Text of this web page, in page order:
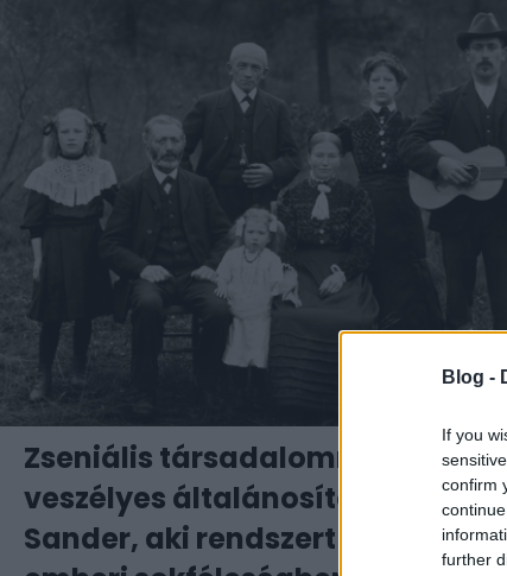
Blog -
If you
confirm
further
Zseniális társadalomrajz vagy
veszélyes általánosítás? –
Sander, aki rendszert keresett az